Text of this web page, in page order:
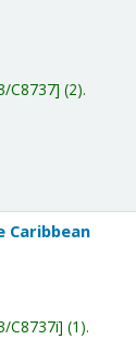
C8737 (2).
Caribbean
C8737i (1).